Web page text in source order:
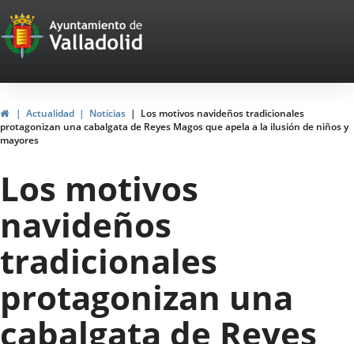
Portal
Web
del
Ayuntamiento
de
Valladolid
InicioActualidad Noticias
Los motivos navideños tradicionales
protagonizan una cabalgata de Reyes Magos que apela a la ilusión de niños y
mayores
Los motivos
navideños
tradicionales
protagonizan una
cabalgata de Reyes